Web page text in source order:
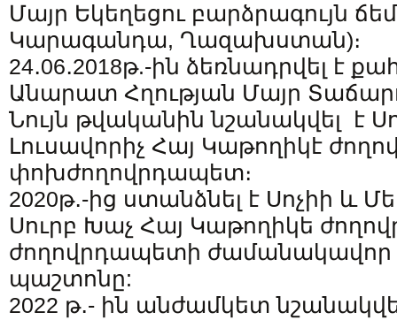
Մայր Եկեղեցու բարձրագույն
Կարագանդա, Ղազախստան)։
24․06․2018թ.-ին ձեռնադրվել է
Անարատ Հղության Մայր
Նույն թվականին նշանակվել է
Լուսավորիչ Հայ Կաթողիկէ
փոխժողովրդապետ։
2020թ․-ից ստանձնել է Սոչիի և
Սուրբ Խաչ Հայ Կաթողիկե
ժողովրդապետի ժամանակավոր
պաշտոնը:
2022 թ․- ին անժամկետ